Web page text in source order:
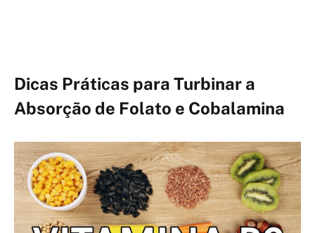
Dicas Práticas para Turbinar a
Absorção de Folato e Cobalamina